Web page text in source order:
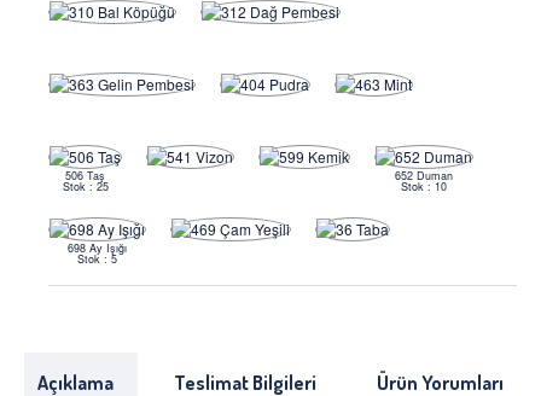
506 Taş
Stok : 25
652 Duman
Stok : 10
698 Ay Işığı
Stok : 5
Açıklama Teslimat Bilgileri Ürün Yorumları